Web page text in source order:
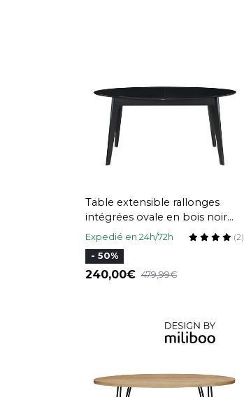
Table extensible rallonges
intégrées ovale en bois noir
L160-200 cm MARIK
Expedié en 24h/72h (2)
- 50%
240,00 479,99